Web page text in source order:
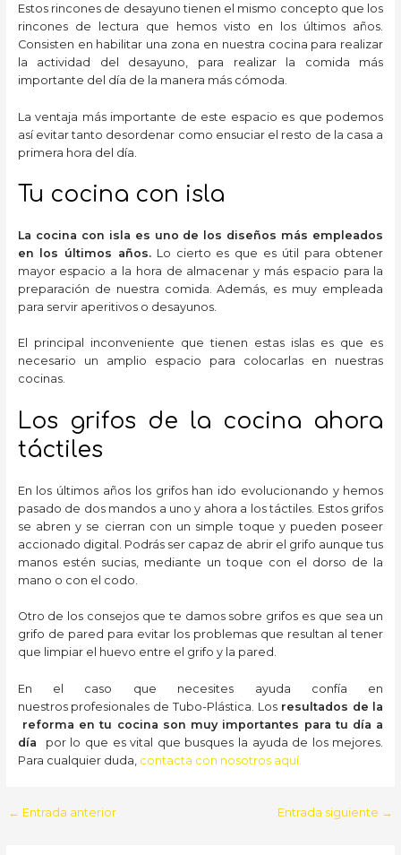
Estos rincones de desayuno tienen el mismo concepto que los
rincones de lectura que hemos visto en los últimos años.
Consisten en habilitar una zona en nuestra cocina para realizar
la actividad del desayuno, para realizar la comida más
importante del día de la manera más cómoda.
La ventaja más importante de este espacio es que podemos
así evitar tanto desordenar como ensuciar el resto de la casa a
primera hora del día.
Tu cocina con isla
La cocina con isla es uno de los diseños más empleados
en los últimos años. Lo cierto es que es útil para obtener
mayor espacio a la hora de almacenar y más espacio para la
preparación de nuestra comida. Además, es muy empleada
para servir aperitivos o desayunos.
El principal inconveniente que tienen estas islas es que es
necesario un amplio espacio para colocarlas en nuestras
cocinas.
Los grifos de la cocina ahora
táctiles
En los últimos años los grifos han ido evolucionando y hemos
pasado de dos mandos a uno y ahora a los táctiles. Estos grifos
se abren y se cierran con un simple toque y pueden poseer
accionado digital. Podrás ser capaz de abrir el grifo aunque tus
manos estén sucias, mediante un toque con el dorso de la
mano o con el codo.
Otro de los consejos que te damos sobre grifos es que sea un
grifo de pared para evitar los problemas que resultan al tener
que limpiar el huevo entre el grifo y la pared.
En el caso que necesites ayuda confía en
nuestros profesionales de Tubo-Plástica. Los resultados de la
reforma en tu cocina son muy importantes para tu día a
día
por lo que es vital que busques la ayuda de los mejores.
Para cualquier duda, contacta con nosotros aquí.
Navegación
← Entrada anterior Entrada siguiente →